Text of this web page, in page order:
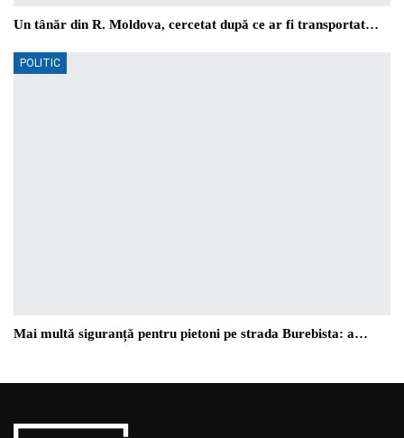
Un tânăr din R. Moldova, cercetat după ce ar fi transportat…
POLITIC
Mai multă siguranță pentru pietoni pe strada Burebista: a…